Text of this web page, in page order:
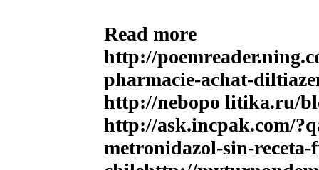
Read more
http://
pharmacie-achat-
http://nebopo litika.ru/
http://ask.incpak.com/
metronidazol-sin-receta-